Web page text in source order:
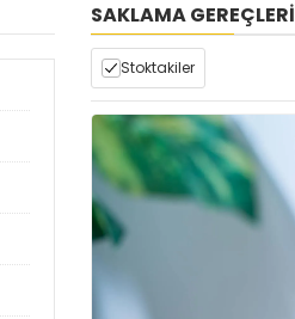
SAKLAMA GEREÇLERI
Stoktakiler